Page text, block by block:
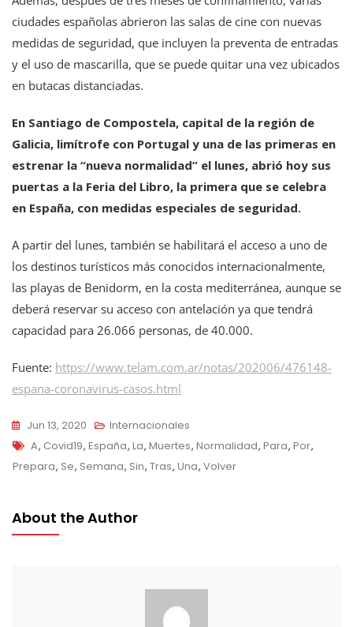
ciudades españolas abrieron las salas de cine con nuevas
medidas de seguridad, que incluyen la preventa de entradas
y el uso de mascarilla, que se puede quitar una vez ubicados
en butacas distanciadas.
En Santiago de Compostela, capital de la región de
Galicia, limítrofe con Portugal y una de las primeras en
estrenar la “nueva normalidad” el lunes, abrió hoy sus
puertas a la Feria del Libro, la primera que se celebra
en España, con medidas especiales de seguridad.
A partir del lunes, también se habilitará el acceso a uno de
los destinos turísticos más conocidos internacionalmente,
las playas de Benidorm, en la costa mediterránea, aunque se
deberá reservar su acceso con antelación ya que tendrá
capacidad para 26.066 personas, de 40.000.
Fuente: https://www.telam.com.ar/notas/202006/476148-
espana-coronavirus-casos.html
Jun 13, 2020
Internacionales
Tags
A, Covid19, España, La, Muertes, Normalidad, Para, Por,
Prepara, Se, Semana, Sin, Tras, Una, Volver
About the Author